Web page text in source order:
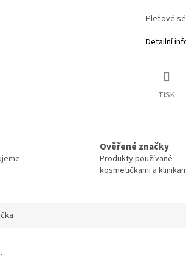
Pleťové
Detailní
TISK
Ověřené značky
Produkty používané
kosmetičkami a